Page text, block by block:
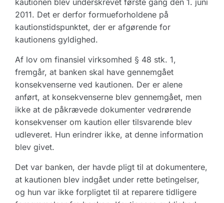
kautionen blev underskrevet første gang den 1. juni
2011. Det er derfor formueforholdene på
kautionstidspunktet, der er afgørende for
kautionens gyldighed.
Af lov om finansiel virksomhed § 48 stk. 1,
fremgår, at banken skal have gennemgået
konsekvenserne ved kautionen. Der er alene
anført, at konsekvenserne blev gennemgået, men
ikke at de påkrævede dokumenter vedrørende
konsekvenser om kaution eller tilsvarende blev
udleveret. Hun erindrer ikke, at denne information
blev givet.
Det var banken, der havde pligt til at dokumentere,
at kautionen blev indgået under rette betingelser,
og hun var ikke forpligtet til at reparere tidligere